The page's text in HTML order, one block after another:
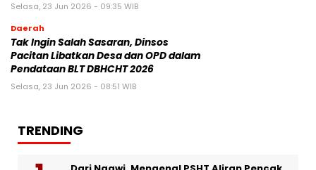
Selasa, 23 Jun 2026 - 09:35 WIB
Daerah
Tak Ingin Salah Sasaran, Dinsos
Pacitan Libatkan Desa dan OPD dalam
Pendataan BLT DBHCHT 2026
Selasa, 23 Jun 2026 - 08:51 WIB
TRENDING